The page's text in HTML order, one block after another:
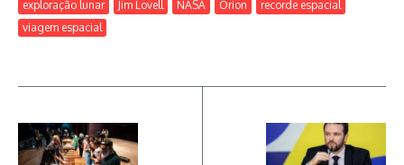
exploração lunar
Jim Lovell NASA Orion
recorde espacial
viagem espacial